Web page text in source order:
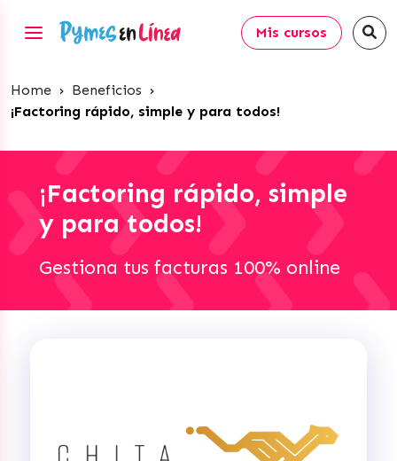
Mis cursos
Home › Beneficios ›
¡Factoring rápido, simple y para todos!
¡Factoring rápido, simple
y para todos!
Gestiona tus facturas 100% online